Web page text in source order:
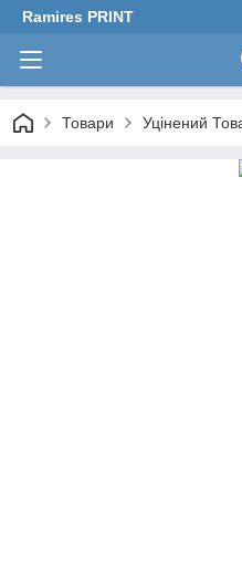
Ramires PRINT
Товари Уцінений